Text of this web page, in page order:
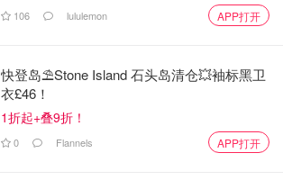
106 lululemon APP打开
快登岛⛱️Stone Island 石头岛清仓💥袖标黑卫
衣£46！
1折起+叠9折！
0 Flannels APP打开